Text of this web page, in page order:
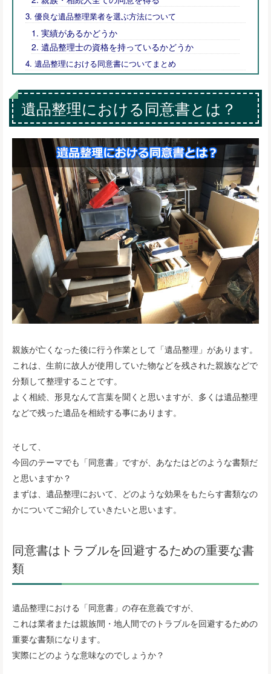
優良な遺品整理業者を選ぶ方法について
実績があるかどうか
遺品整理士の資格を持っているかどうか
遺品整理における同意書についてまとめ
遺品整理における同意書とは？
親族が亡くなった後に行う作業として「遺品整理」があります。
これは、生前に故人が使用していた物などを残された親族などで
分類して整理することです。
よく相続、形見なんて言葉を聞くと思いますが、多くは遺品整理
などで残った遺品を相続する事にあります。
そして、
今回のテーマでも「同意書」ですが、あなたはどのような書類だ
と思いますか？
まずは、遺品整理において、どのような効果をもたらす書類なの
かについてご紹介していきたいと思います。
同意書はトラブルを回避するための重要な書
類
遺品整理における「同意書」の存在意義ですが、
これは業者または親族間・地人間でのトラブルを回避するための
重要な書類になります。
実際にどのような意味なのでしょうか？